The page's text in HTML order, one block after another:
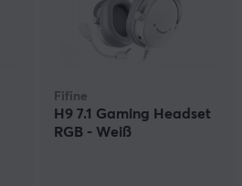
Fifine
H9 7.1 Gaming Headset
RGB - Weiß